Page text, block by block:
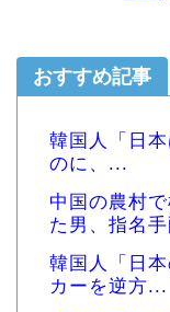
おすすめ記事
韓国人「日
のに、...
中国の農村
た男、指名
韓国人「日
カーを逆方...